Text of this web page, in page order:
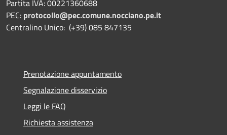
Partita IVA: 00221360688
PEC: protocollo@pec.comune.nocciano.pe.it
Centralino Unico: (+39) 085 847135
Prenotazione appuntamento
Segnalazione disservizio
Leggi le FAQ
Richiesta assistenza